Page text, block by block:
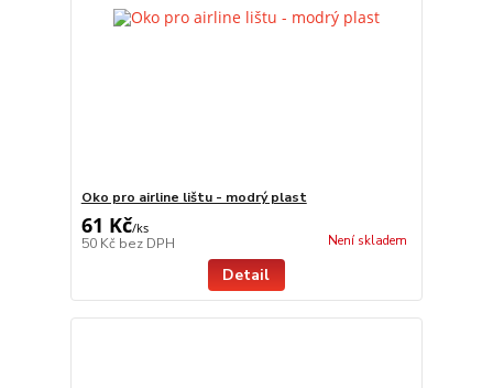
Oko pro airline lištu - modrý plast
61 Kč/ks
50 Kč bez DPH Není skladem
Detail